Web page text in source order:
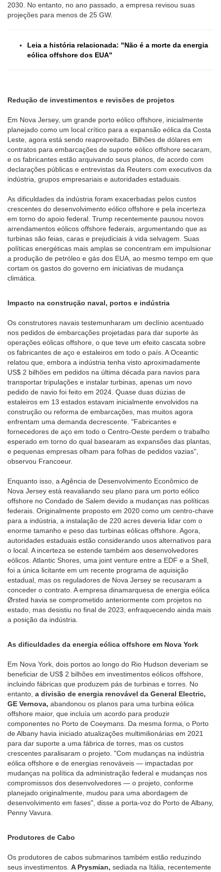
2030. No entanto, no ano passado, a empresa revisou suas
projeções para menos de 25 GW.
Leia a história relacionada: "Não é a morte da energia
eólica offshore dos EUA"
Redução de investimentos e revisões de projetos
Em Nova Jersey, um grande porto eólico offshore, inicialmente
planejado como um local crítico para a expansão eólica da Costa
Leste, agora está sendo reaproveitado. Bilhões de dólares em
contratos para embarcações de suporte eólico offshore secaram,
e os fabricantes estão arquivando seus planos, de acordo com
declarações públicas e entrevistas da Reuters com executivos da
indústria, grupos empresariais e autoridades estaduais.
As dificuldades da indústria foram exacerbadas pelos custos
crescentes do desenvolvimento eólico offshore e pela incerteza
em torno do apoio federal. Trump recentemente pausou novos
arrendamentos eólicos offshore federais, argumentando que as
turbinas são feias, caras e prejudiciais à vida selvagem. Suas
políticas energéticas mais amplas se concentram em impulsionar
a produção de petróleo e gás dos EUA, ao mesmo tempo em que
cortam os gastos do governo em iniciativas de mudança
climática.
Impacto na construção naval, portos e indústria
Os construtores navais testemunharam um declínio acentuado
nos pedidos de embarcações projetadas para dar suporte às
operações eólicas offshore, o que teve um efeito cascata sobre
os fabricantes de aço e estaleiros em todo o país. A Oceantic
relatou que, embora a indústria tenha visto aproximadamente
US$ 2 bilhões em pedidos na última década para navios para
transportar tripulações e instalar turbinas, apenas um novo
pedido de navio foi feito em 2024. Quase duas dúzias de
estaleiros em 13 estados estavam inicialmente envolvidos na
construção ou reforma de embarcações, mas muitos agora
enfrentam uma demanda decrescente. "Fabricantes e
fornecedores de aço em todo o Centro-Oeste perdem o trabalho
esperado em torno do qual basearam as expansões das plantas,
e pequenas empresas olham para folhas de pedidos vazias",
observou Francoeur.
Enquanto isso, a Agência de Desenvolvimento Econômico de
Nova Jersey está reavaliando seu plano para um porto eólico
offshore no Condado de Salem devido a mudanças nas políticas
federais. Originalmente proposto em 2020 como um centro-chave
para a indústria, a instalação de 220 acres deveria lidar com o
enorme tamanho e peso das turbinas eólicas offshore. Agora,
autoridades estaduais estão considerando usos alternativos para
o local. A incerteza se estende também aos desenvolvedores
eólicos. Atlantic Shores, uma joint venture entre a EDF e a Shell,
foi a única licitante em um recente programa de aquisição
estadual, mas os reguladores de Nova Jersey se recusaram a
conceder o contrato. A empresa dinamarquesa de energia eólica
Ørsted havia se comprometido anteriormente com projetos no
estado, mas desistiu no final de 2023, enfraquecendo ainda mais
a posição da indústria.
As dificuldades da energia eólica offshore em Nova York
Em Nova York, dois portos ao longo do Rio Hudson deveriam se
beneficiar de US$ 2 bilhões em investimentos eólicos offshore,
incluindo fábricas que produzem pás de turbinas e torres. No
entanto, a divisão de energia renovável da General Electric,
GE Vernova, abandonou os planos para uma turbina eólica
offshore maior, que incluía um acordo para produzir
componentes no Porto de Coeymans. Da mesma forma, o Porto
de Albany havia iniciado atualizações multimilionárias em 2021
para dar suporte a uma fábrica de torres, mas os custos
crescentes paralisaram o projeto. "Com mudanças na indústria
eólica offshore e de energias renováveis — impactadas por
mudanças na política da administração federal e mudanças nos
compromissos dos desenvolvedores — o projeto, conforme
planejado originalmente, mudou para uma abordagem de
desenvolvimento em fases", disse a porta-voz do Porto de Albany,
Penny Vavura.
Produtores de Cabo
Os produtores de cabos submarinos também estão reduzindo
seus investimentos. A Prysmian, sediada na Itália, recentemente